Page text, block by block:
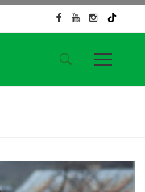
გამოძიება